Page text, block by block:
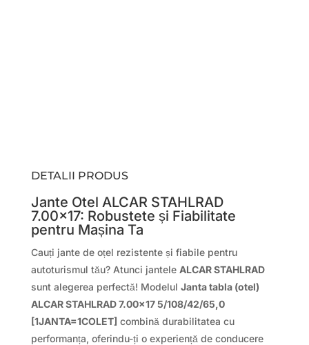
DETALII PRODUS
Jante Otel ALCAR STAHLRAD
7.00×17: Robustete și Fiabilitate
pentru Mașina Ta
Cauți jante de oțel rezistente și fiabile pentru
autoturismul tău? Atunci jantele ALCAR STAHLRAD
sunt alegerea perfectă! Modelul Janta tabla (otel)
ALCAR STAHLRAD 7.00×17 5/108/42/65,0
[1JANTA=1COLET] combină durabilitatea cu
performanța, oferindu-ți o experiență de conducere